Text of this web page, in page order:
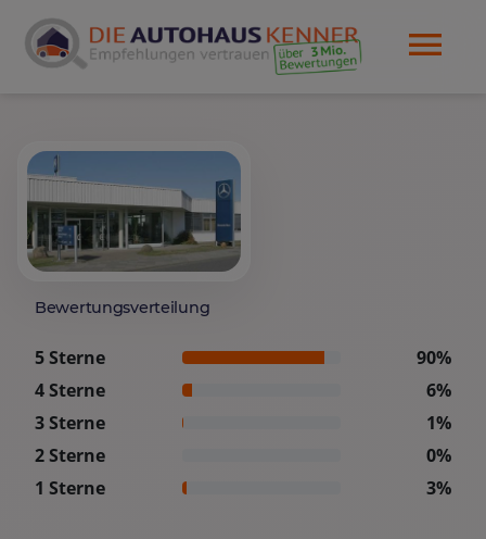
Bewertungsverteilung
5 Sterne
90%
4 Sterne
6%
3 Sterne
1%
2 Sterne
0%
1 Sterne
3%